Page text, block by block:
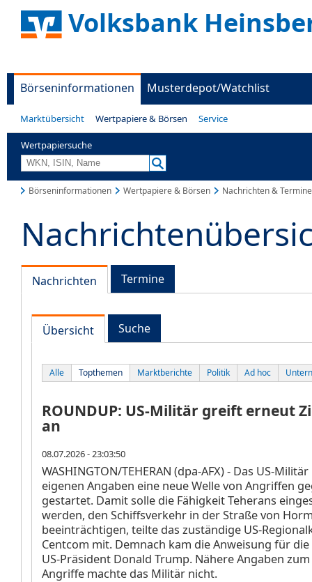
Volksbank
Börseninformationen Musterdepot/Watchlist
Marktübersicht Wertpapiere & Börsen Service
Wertpapiersuche
Börseninformationen Wertpapiere & Börsen Nachrichten & Termine
Nachrichten Termine
Übersicht Suche
Alle Topthemen Marktberichte Politik Ad hoc
ROUNDUP: US-Militär greift erneut
an
08.07.2026 - 23:03:50
WASHINGTON/TEHERAN (dpa-AFX) - Das US-
eigenen Angaben eine neue Welle von Angriffen
gestartet. Damit solle die Fähigkeit Teherans
werden, den Schiffsverkehr in der Straße von
beeinträchtigen, teilte das zuständige US-
Centcom mit. Demnach kam die Anweisung für
US-Präsident Donald Trump. Nähere Angaben
Angriffe machte das Militär nicht.